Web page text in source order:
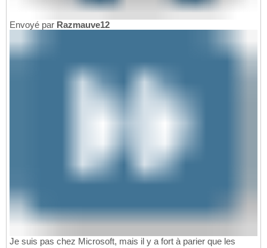
Envoyé par Razmauve12
Je suis pas chez Microsoft, mais il y a fort à parier que les